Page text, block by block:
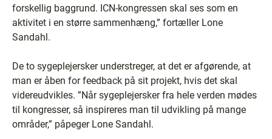
forskellig baggrund. ICN-kongressen skal ses som en
aktivitet i en større sammenhæng,” fortæller Lone
Sandahl.
De to sygeplejersker understreger, at det er afgørende, at
man er åben for feedback på sit projekt, hvis det skal
videreudvikles. ”Når sygeplejersker fra hele verden mødes
til kongresser, så inspireres man til udvikling på mange
områder,” påpeger Lone Sandahl.